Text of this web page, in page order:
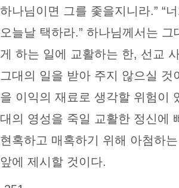
하나님이면 그를 좇을지니라.” “
오늘날 택하라.” 하나님께서는 그
게 하는 일에 교활하는 한, 선교
그대의 일을 받아 주지 않으실 것
을 이익의 재료로 생각할 위험이
대의 영성을 죽일 교활한 정신에
현혹하고 매혹하기 위해 아첨하
앞에 제시할 것이다.